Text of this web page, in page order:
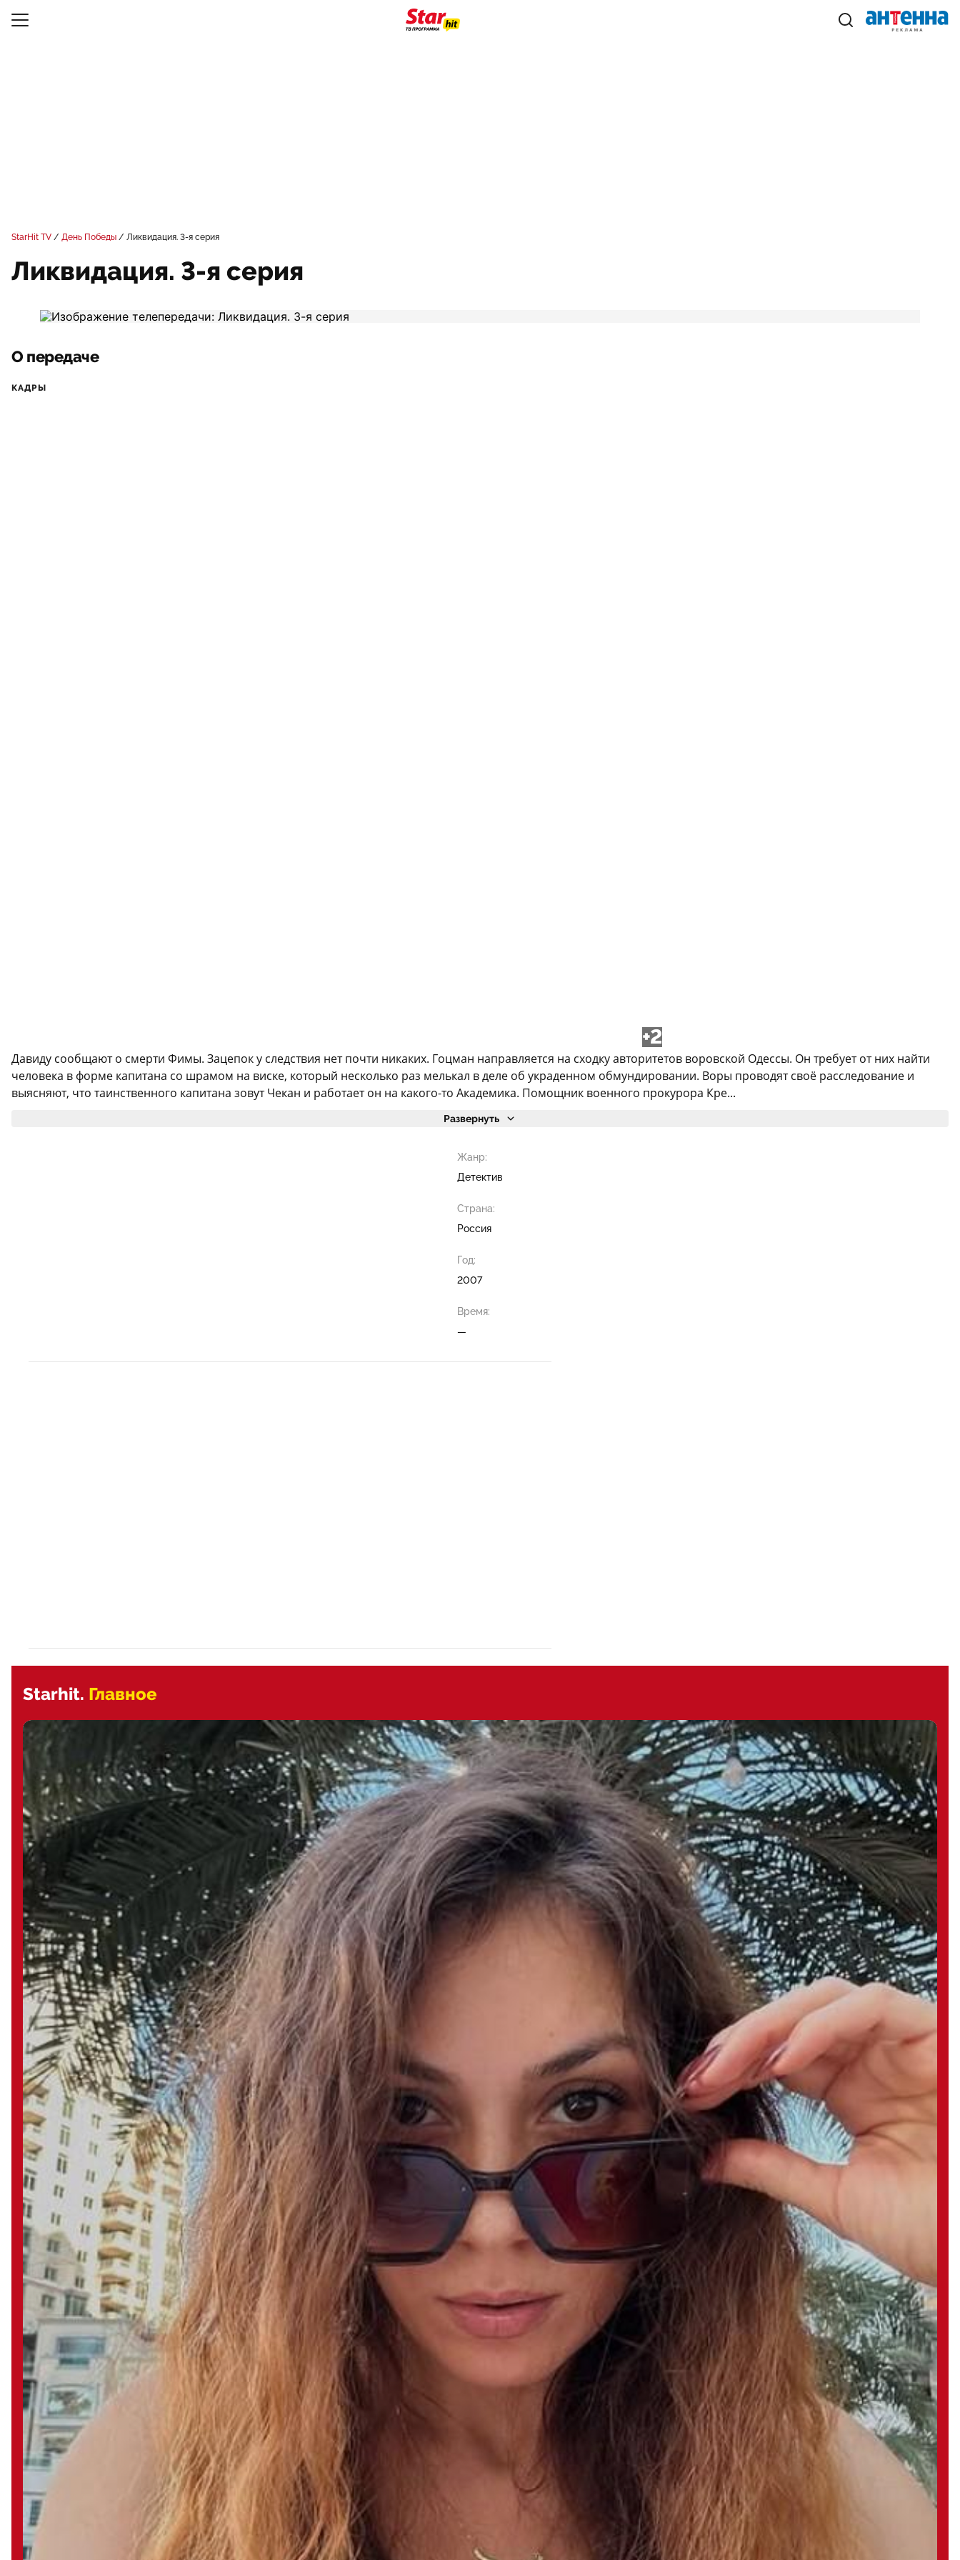
StarHit TV День Победы Ликвидация. 3-я серия
Ликвидация. 3-я серия
О передаче
КАДРЫ
+2
Давиду сообщают о смерти Фимы. Зацепок у следствия нет почти никаких. Гоцман направляется на сходку авторитетов воровской Одессы. Он требует от них найти
человека в форме капитана со шрамом на виске, который несколько раз мелькал в деле об украденном обмундировании. Воры проводят своё расследование и
выясняют, что таинственного капитана зовут Чекан и работает он на какого-то Академика. Помощник военного прокурора Кре...
Развернуть
Жанр:
Детектив
Страна:
Россия
Год:
2007
Время:
—
Starhit. Главное